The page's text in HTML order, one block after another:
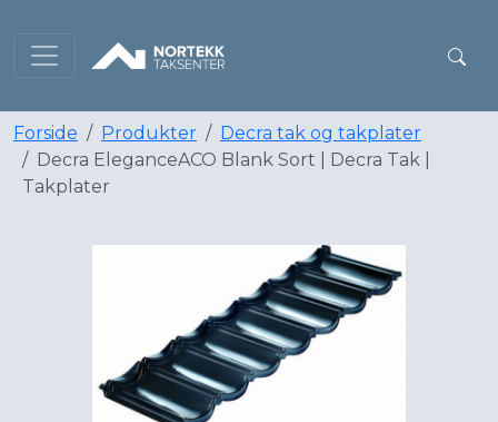
Forside Produkter
Decra tak og takplater
Decra EleganceACO Blank Sort | Decra Tak |
Takplater